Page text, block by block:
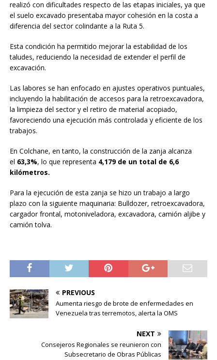
realizó con dificultades respecto de las etapas iniciales, ya que
el suelo excavado presentaba mayor cohesión en la costa a
diferencia del sector colindante a la Ruta 5.
Esta condición ha permitido mejorar la estabilidad de los
taludes, reduciendo la necesidad de extender el perfil de
excavación.
Las labores se han enfocado en ajustes operativos puntuales,
incluyendo la habilitación de accesos para la retroexcavadora,
la limpieza del sector y el retiro de material acopiado,
favoreciendo una ejecución más controlada y eficiente de los
trabajos.
En Colchane, en tanto, la construcción de la zanja alcanza
el 63,3%, lo que representa 4,179 de un total de 6,6
kilómetros.
Para la ejecución de esta zanja se hizo un trabajo a largo
plazo con la siguiente maquinaria: Bulldozer, retroexcavadora,
cargador frontal, motoniveladora, excavadora, camión aljibe y
camión tolva.
PREVIOUS
Aumenta riesgo de brote de enfermedades en
Venezuela tras terremotos, alerta la OMS
NEXT
Consejeros Regionales se reunieron con
Subsecretario de Obras Públicas